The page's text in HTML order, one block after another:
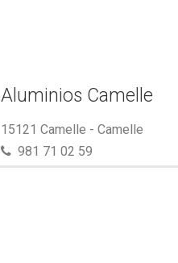
Aluminios Camelle
15121 Camelle - Camelle
981 71 02 59